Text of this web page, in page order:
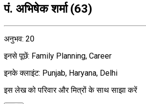
पं. अभिषेक शर्मा(63)
अनुभव: 20
इनसे पूछें: Family Planning, Career
इनके क्लाइंट: Punjab, Haryana, Delhi
इस लेख को परिवार और मित्रों के साथ साझा करें